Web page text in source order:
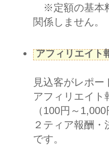
※定額の基本
関係しません。
アフィリエイト
見込客がレポ
アフィリエイト
（100円～1,000
２ティア報酬
です。